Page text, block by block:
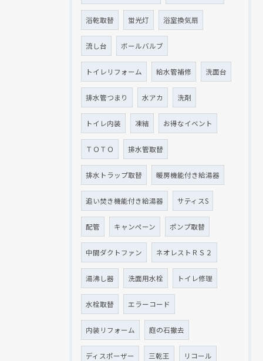
浴乾取替 蛍光灯 浴室換気扇
流し台 ボールバルブ
トイレリフォーム 給水管補修 洗面台
排水管つまり 水アカ 洗剤
トイレ内装 凍結 お得なイベント
ＴＯＴＯ 排水管取替
排水トラップ取替 暖房機能付き給湯器
追い焚き機能付き給湯器 サティスS
配管 キャンペーン ポンプ取替
中間ダクトファン ネオレストＲＳ２
湯沸し器 洗面用水栓 トイレ修理
水栓取替 エラーコード
内装リフォーム 庭の石撤去
ディスポーザー 三乾王 リコール